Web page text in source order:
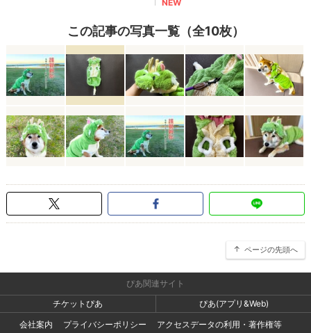
この記事の写真一覧（全10枚）
ページの先頭へ
ぴあ関連サイト
チケットぴあ
ぴあ(アプリ&Web)
会社案内
プライバシーポリシー アクセスデータの利用・著作権等